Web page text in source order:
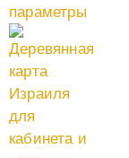
параметры